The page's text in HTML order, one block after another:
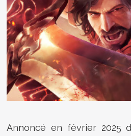
Annoncé en février 2025